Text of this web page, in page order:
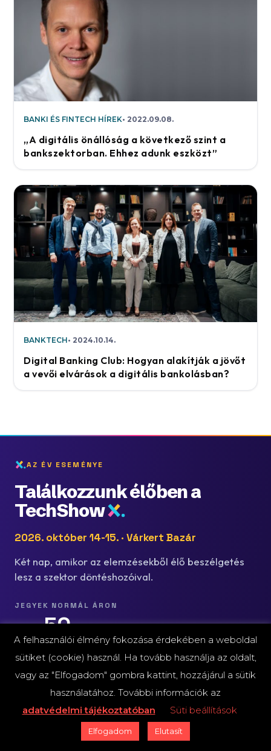
BANKI ÉS FINTECH HÍREK 2022.09.08.
„A digitális önállóság a következő szint a
bankszektorban. Ehhez adunk eszközt”
BANKTECH 2024.10.14.
Digital Banking Club: Hogyan alakítják a jövőt
a vevői elvárások a digitális bankolásban?
AZ ÉV ESEMÉNYE
Találkozzunk élőben a
TechShow
2026. október 14-15. · Várkert Bazár
Két nap, amikor az elemzésekből élő beszélgetés
lesz a szektor döntéshozóival.
JEGYEK NORMÁL ÁRON
még50napig
A FINTECHZONE HETI LEVELE
A felhasználói élmény fokozása érdekében a weboldal
sütiket (cookie) használ. Ha tovább használja az oldalt,
vagy az "Elfogadom" gombra kattint, hozzájárul a sütik
használatához. További információk az
adatvédelmi tájékoztatóban
Süti beállítások
Elfogadom Elutasít